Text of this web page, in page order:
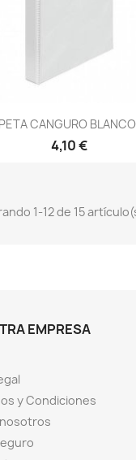
Vista rápida
CANGURO
4,10 €
1-12 de 15
EMPRESA
y Condiciones